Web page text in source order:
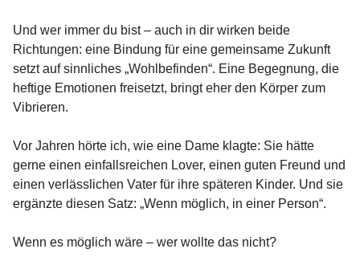
Und wer immer du bist – auch in dir wirken beide
Richtungen: eine Bindung für eine gemeinsame Zukunft
setzt auf sinnliches „Wohlbefinden“. Eine Begegnung, die
heftige Emotionen freisetzt, bringt eher den Körper zum
Vibrieren.
Vor Jahren hörte ich, wie eine Dame klagte: Sie hätte
gerne einen einfallsreichen Lover, einen guten Freund und
einen verlässlichen Vater für ihre späteren Kinder. Und sie
ergänzte diesen Satz: „Wenn möglich, in einer Person“.
Wenn es möglich wäre – wer wollte das nicht?